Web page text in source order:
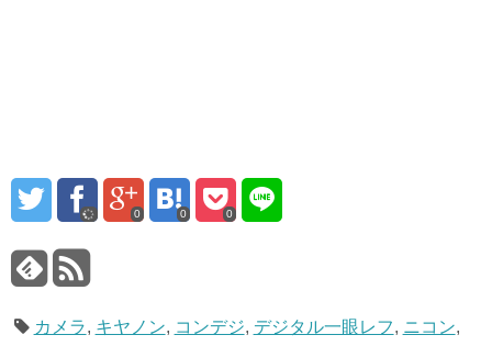
0 0 0
カメラ, キヤノン, コンデジ, デジタル一眼レフ, ニコン,